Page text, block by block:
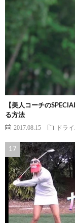
【美人コーチの
る方法
2017.08.15 ドラ